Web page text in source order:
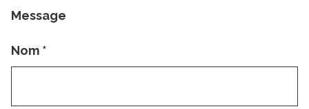
Message
Nom *